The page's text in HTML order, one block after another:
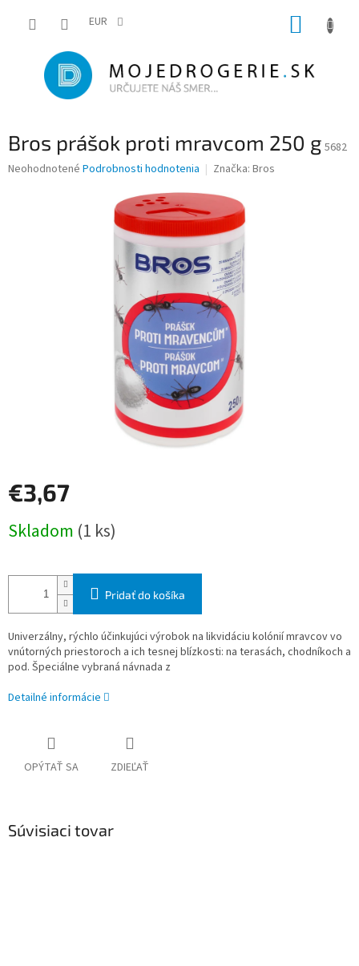
EUR
Bros prášok proti mravcom 250 g 5682
Priemerné
Neohodnotené Podrobnosti hodnotenia Značka: Bros
€3,67
cena:
Skladom (1 ks)
Pridať do košíka
Univerzálny, rýchlo účinkujúci výrobok na likvidáciu kolónií mravcov vo
vnútorných priestoroch a ich tesnej blízkosti: na terasách, chodníkoch a
pod. Špeciálne vybraná návnada z
Detailné informácie
OPÝTAŤ SA ZDIEĽAŤ
Súvisiaci tovar